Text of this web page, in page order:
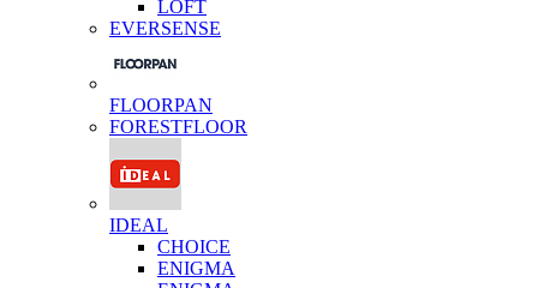
LOFT
EVERSENSE
FLOORPAN
FORESTFLOOR
IDEAL
CHOICE
ENIGMA